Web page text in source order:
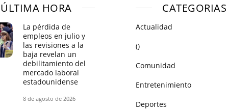
ÚLTIMA HORA
La pérdida de
empleos en julio y
las revisiones a la
baja revelan un
debilitamiento del
mercado laboral
estadounidense
8 de agosto de 2026
CATEGORIAS
Actualidad
()
Comunidad
Entretenimiento
Deportes